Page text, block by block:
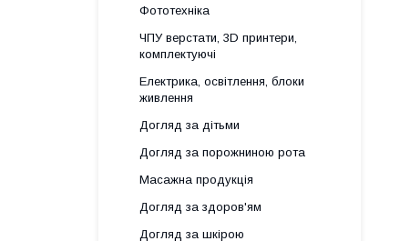
Фототехніка
ЧПУ верстати, 3D принтери,
комплектуючі
Електрика, освітлення, блоки
живлення
Догляд за дітьми
Догляд за порожниною рота
Масажна продукція
Догляд за здоров'ям
Догляд за шкірою